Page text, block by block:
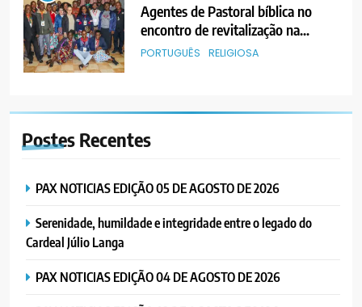
Agentes de Pastoral bíblica no
encontro de revitalização na
Diocese de Chimoio
PORTUGUÊS RELIGIOSA
“Um movimento eclesial sem
Cristo como centro é uma simples
MERCADO DE INHAMÍZUA:
VENDEDORES FOI ACEITE, MAS
Postes Recentes
PAX NOTICIAS EDIÇÃO 05 DE AGOSTO DE 2026
Serenidade, humildade e integridade entre o legado do
Cardeal Júlio Langa
PAX NOTICIAS EDIÇÃO 04 DE AGOSTO DE 2026